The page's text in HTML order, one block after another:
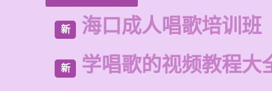
新 海口成人唱歌培训班
新 学唱歌的视频教程大